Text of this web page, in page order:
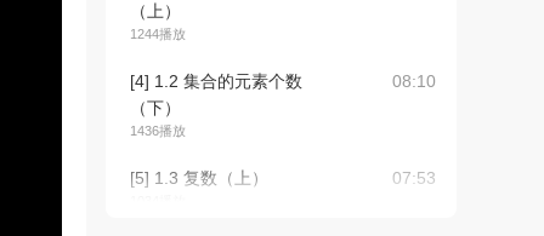
（上）
1244播放
[4] 1.2 集合的元素个数
（下）
1436播放
08:10
[5] 1.3 复数（上） 07:53